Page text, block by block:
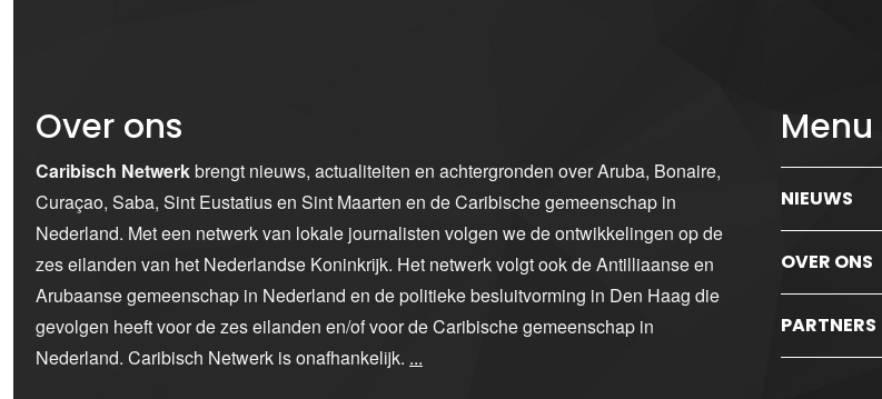
Over ons
Caribisch Netwerkbrengt nieuws, actualiteiten en achtergronden over Aruba, Bonaire,
Curaçao, Saba, Sint Eustatius en Sint Maarten en de Caribische gemeenschap in
Nederland. Met een netwerk van lokale journalisten volgen we de ontwikkelingen op de
zes eilanden van het Nederlandse Koninkrijk. Het netwerk volgt ook de Antilliaanse en
Arubaanse gemeenschap in Nederland en de politieke besluitvorming in Den Haag die
gevolgen heeft voor de zes eilanden en/of voor de Caribische gemeenschap in
Nederland. Caribisch Netwerk is onafhankelijk. ...
Menu
NIEUWS
OVER ONS
PARTNERS